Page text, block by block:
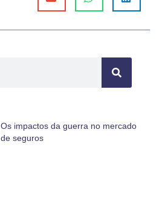
Os impactos da guerra no mercado
de seguros